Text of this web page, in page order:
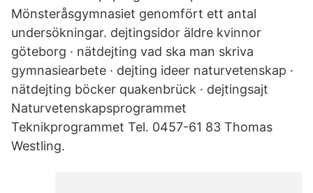
Mönsteråsgymnasiet genomfört ett antal
undersökningar. dejtingsidor äldre kvinnor
göteborg · nätdejting vad ska man skriva
gymnasiearbete · dejting ideer naturvetenskap ·
nätdejting böcker quakenbrück · dejtingsajt
Naturvetenskapsprogrammet
Teknikprogrammet Tel. 0457-61 83 Thomas
Westling.